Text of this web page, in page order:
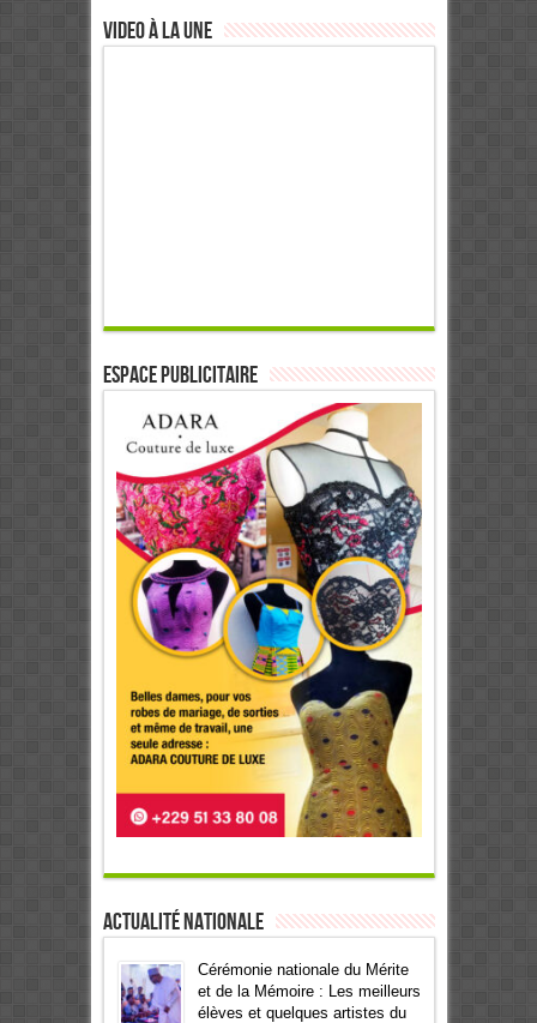
Video à la Une
ESPACE PUBLICITAIRE
Actualité Nationale
Cérémonie nationale du Mérite
et de la Mémoire : Les meilleurs
élèves et quelques artistes du